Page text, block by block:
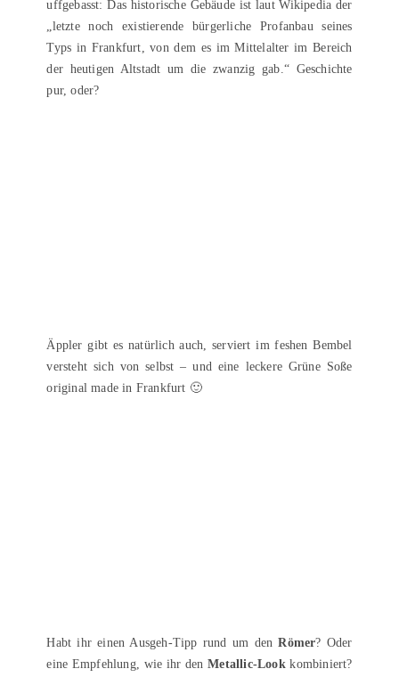
uffgebasst: Das historische Gebäude ist laut Wikipedia der
„letzte noch existierende bürgerliche Profanbau seines
Typs in Frankfurt, von dem es im Mittelalter im Bereich
der heutigen Altstadt um die zwanzig gab.“ Geschichte
pur, oder?
Äppler gibt es natürlich auch, serviert im feshen Bembel
versteht sich von selbst – und eine leckere Grüne Soße
original made in Frankfurt 🙂
Habt ihr einen Ausgeh-Tipp rund um denRömer? Oder
eine Empfehlung, wie ihr denMetallic-Look kombiniert?